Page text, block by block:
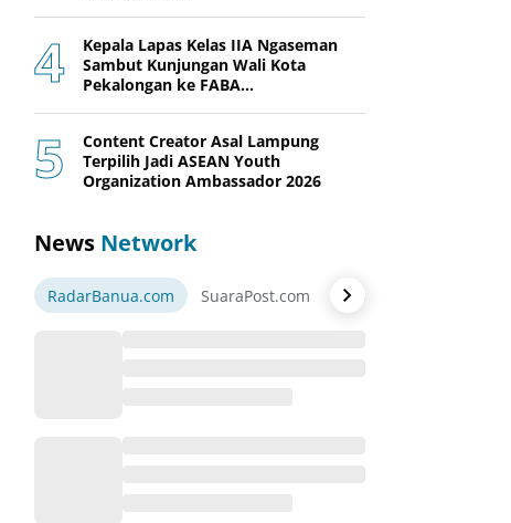
Kepala Lapas Kelas IIA Ngaseman
Sambut Kunjungan Wali Kota
Pekalongan ke FABA
Content Creator Asal Lampung
Terpilih Jadi ASEAN Youth
Organization Ambassador 2026
News Network
RadarBanua.com SuaraPost.com NarasiNews.com